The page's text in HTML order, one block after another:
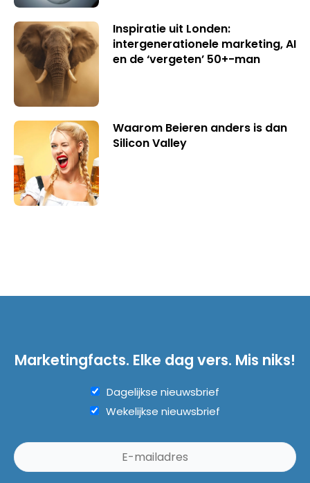
Inspiratie uit Londen:
intergenerationele marketing, AI
en de ‘vergeten’ 50+-man
Waarom Beieren anders is dan
Silicon Valley
Marketingfacts. Elke dag vers. Mis niks!
Dagelijkse nieuwsbrief
Wekelijkse nieuwsbrief